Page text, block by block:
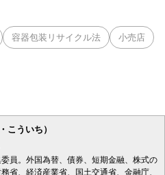
容器包装リサイクル法 小売店
こういち）
員。外国為替、債券、短期金融、株式の
省、経済産業省、国土交通省、金融庁、